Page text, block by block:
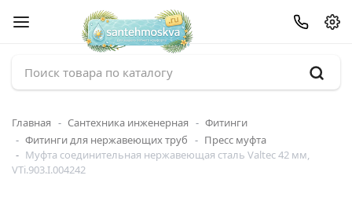
Главная Сантехника инженерная
Фитинги
Фитинги для нержавеющих труб
Пресс муфта
Муфта соединительная нержавеющая сталь Valtec 42 мм,
VTi.903.I.004242